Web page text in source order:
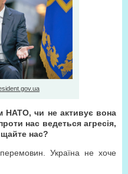
НАТО, чи не активує вона
нас ведеться агресія,
нас?
Україна не хоче